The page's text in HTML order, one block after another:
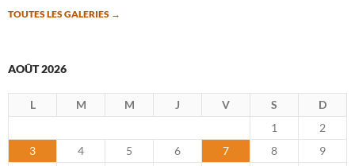
TOUTES LES GALERIES →
AOÛT 2026
L M M J V S
D
1
2
3
4 5 6 7 8
9